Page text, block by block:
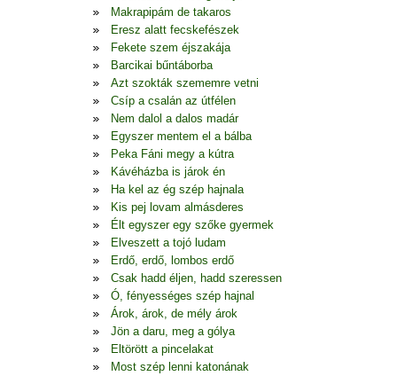
Makrapipám de takaros
Eresz alatt fecskefészek
Fekete szem éjszakája
Barcikai bűntáborba
Azt szokták szememre vetni
Csíp a csalán az útfélen
Nem dalol a dalos madár
Egyszer mentem el a bálba
Peka Fáni megy a kútra
Kávéházba is járok én
Ha kel az ég szép hajnala
Kis pej lovam almásderes
Élt egyszer egy szőke gyermek
Elveszett a tojó ludam
Erdő, erdő, lombos erdő
Csak hadd éljen, hadd szeressen
Ó, fényességes szép hajnal
Árok, árok, de mély árok
Jön a daru, meg a gólya
Eltörött a pincelakat
Most szép lenni katonának